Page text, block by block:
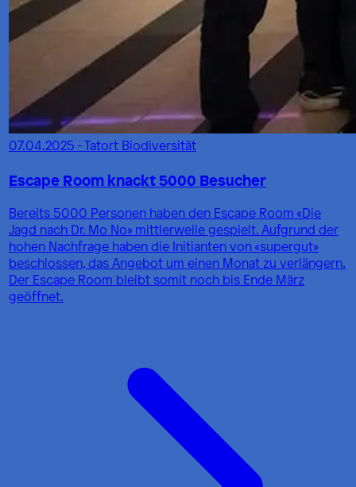
07.04.2025 - Tatort Biodiversität
Escape Room knackt 5000 Besucher
Bereits 5000 Personen haben den Escape Room «Die
Jagd nach Dr. Mo No» mittlerweile gespielt. Aufgrund der
hohen Nachfrage haben die Initianten von «supergut»
beschlossen, das Angebot um einen Monat zu verlängern.
Der Escape Room bleibt somit noch bis Ende März
geöffnet.